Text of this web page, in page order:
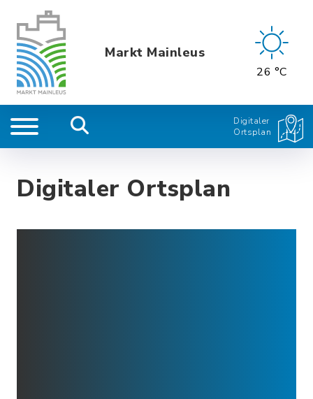
Markt Mainleus
26 °C
Digitaler
Ortsplan
Digitaler Ortsplan